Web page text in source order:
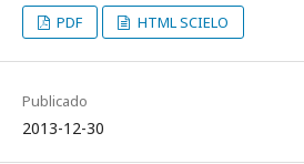
PDF HTML SCIELO
Publicado
2013-12-30